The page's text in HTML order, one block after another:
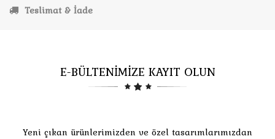
Teslimat & İade
E-BÜLTENİMİZE KAYIT OLUN
Yeni çıkan ürünlerimizden ve özel tasarımlarımızdan